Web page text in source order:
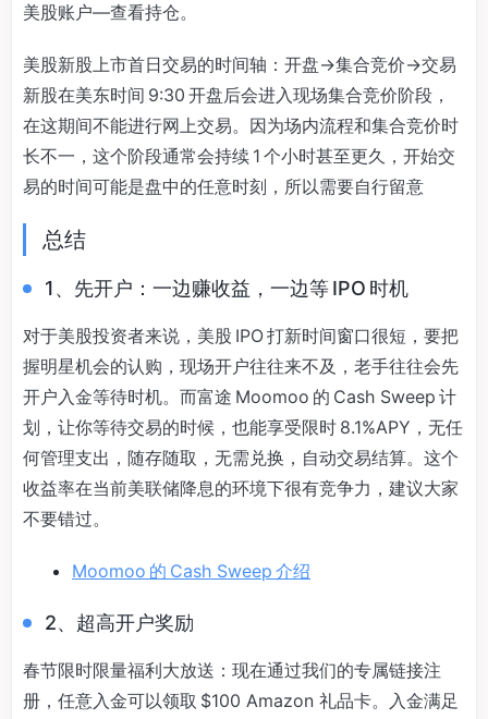
美股账户—查看持仓。
美股新股上市首日交易的时间轴：开盘→集合竞价→交易
新股在美东时间 9:30 开盘后会进入现场集合竞价阶段，
在这期间不能进行网上交易。因为场内流程和集合竞价时
长不一，这个阶段通常会持续 1 个小时甚至更久，开始交
易的时间可能是盘中的任意时刻，所以需要自行留意
总结
1、先开户：一边赚收益，一边等 IPO 时机
对于美股投资者来说，美股 IPO 打新时间窗口很短，要把
握明星机会的认购，现场开户往往来不及，老手往往会先
开户入金等待时机。而富途 Moomoo 的 Cash Sweep 计
划，让你等待交易的时候，也能享受限时 8.1%APY，无任
何管理支出，随存随取，无需兑换，自动交易结算。这个
收益率在当前美联储降息的环境下很有竞争力，建议大家
不要错过。
Moomoo 的 Cash Sweep 介绍
2、超高开户奖励
春节限时限量福利大放送：现在通过我们的专属链接注
册，任意入金可以领取 $100 Amazon 礼品卡。入金满足